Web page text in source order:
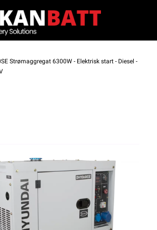
Strømaggregat 6300W - Elektrisk start - Diesel -